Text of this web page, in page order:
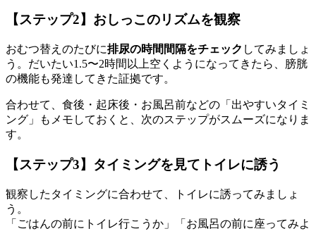
【ステップ2】おしっこのリズムを観察
おむつ替えのたびに排尿の時間間隔をチェック してみましょ
う。だいたい1.5〜2時間以上空くようになってきたら、膀胱
の機能も発達してきた証拠です。
合わせて、食後・起床後・お風呂前などの「出やすいタイミ
ング」もメモしておくと、次のステップがスムーズになりま
す。
【ステップ3】タイミングを見てトイレに誘う
観察したタイミングに合わせて、トイレに誘ってみましょ
う。
「ごはんの前にトイレ行こうか」「お風呂の前に座ってみよ